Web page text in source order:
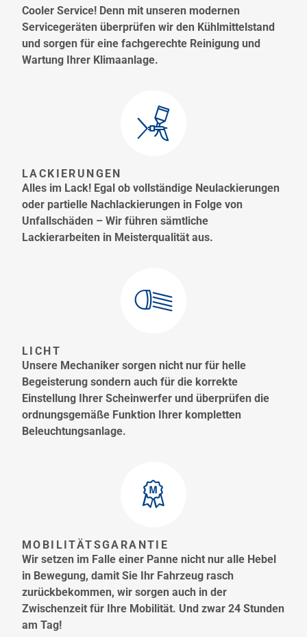
Cooler Service! Denn mit unseren modernen
Servicegeräten überprüfen wir den Kühlmittelstand
und sorgen für eine fachgerechte Reinigung und
Wartung Ihrer Klimaanlage.
LACKIERUNGEN
Alles im Lack! Egal ob vollständige Neulackierungen
oder partielle Nachlackierungen in Folge von
Unfallschäden – Wir führen sämtliche
Lackierarbeiten in Meisterqualität aus.
LICHT
Unsere Mechaniker sorgen nicht nur für helle
Begeisterung sondern auch für die korrekte
Einstellung Ihrer Scheinwerfer und überprüfen die
ordnungsgemäße Funktion Ihrer kompletten
Beleuchtungsanlage.
MOBILITÄTSGARANTIE
Wir setzen im Falle einer Panne nicht nur alle Hebel
in Bewegung, damit Sie Ihr Fahrzeug rasch
zurückbekommen, wir sorgen auch in der
Zwischenzeit für Ihre Mobilität. Und zwar 24 Stunden
am Tag!